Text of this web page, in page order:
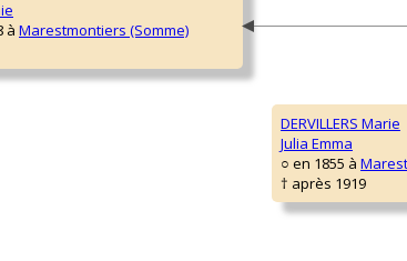
à Marestmontiers (Somme)
DERVILLERS Marie
Julia Emma
○ en 1855 à
† après 1919